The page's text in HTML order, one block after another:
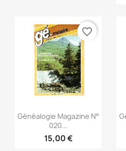
Snabbvy
Généalogie Magazine N°
020...
15,00 €
favorite_border